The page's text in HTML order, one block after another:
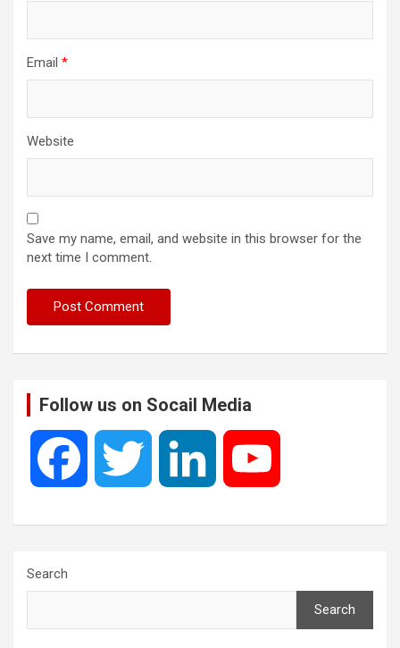
Email *
Website
Save my name, email, and website in this browser for the
next time I comment.
Follow us on Socail Media
e t k T
Search
Search